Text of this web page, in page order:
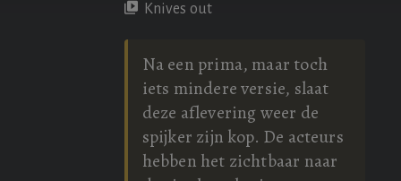
Knives out
Na een prima, maar toch
iets mindere versie, slaat
deze aflevering weer de
spijker zijn kop. De acteurs
hebben het zichtbaar naar